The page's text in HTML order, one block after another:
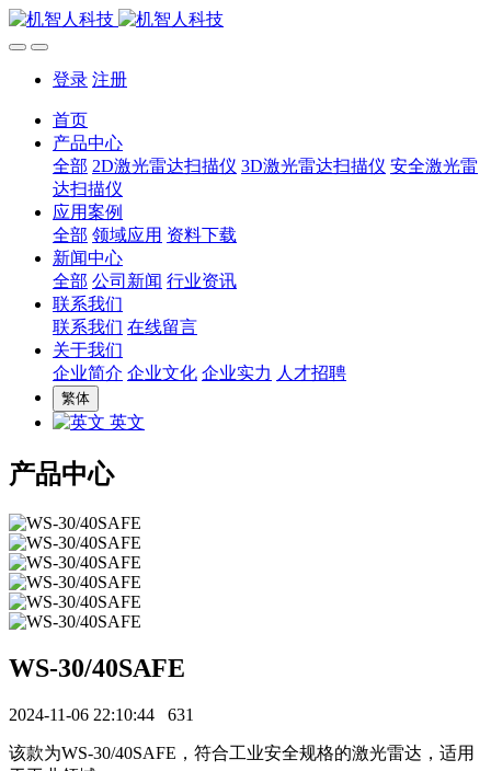
登录 注册
首页
产品中心
全部 2D激光雷达扫描仪 3D激光雷达扫描仪 安全激光雷
达扫描仪
应用案例
全部 领域应用 资料下载
新闻中心
全部 公司新闻 行业资讯
联系我们
联系我们 在线留言
关于我们
企业简介 企业文化 企业实力 人才招聘
繁体
英文
产品中心
WS-30/40SAFE
2024-11-06 22:10:44 631
该款为WS-30/40SAFE，符合工业安全规格的激光雷达，适用